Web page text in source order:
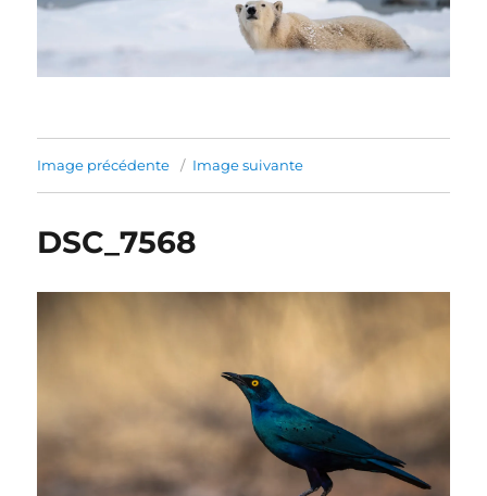
Image précédente Image suivante
DSC_7568